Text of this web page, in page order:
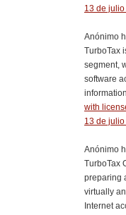
13 de
Anónimo
TurboTax
segment,
software
with
13 de
Anónimo
TurboTax
preparing
virtually
Internet